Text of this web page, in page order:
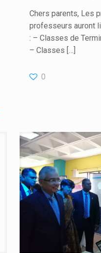
Chers parents, Les
professeurs auront
: – Classes de
– Classes […]
0